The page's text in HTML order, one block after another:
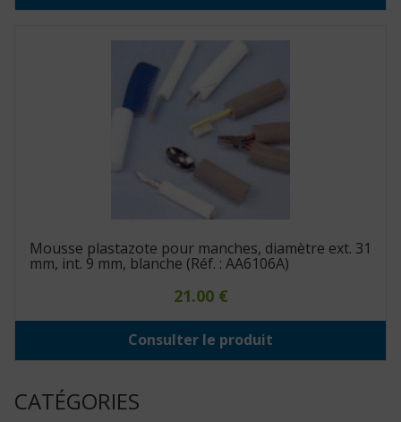
CATÉGORIES
Mousse plastazote pour manches, diamètre ext. 31
mm, int. 9 mm, blanche (Réf. : AA6106A)
21.00 €
Consulter le produit